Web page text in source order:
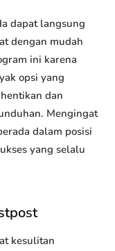
dapat langsung
dengan mudah
ini karena
opsi yang
dan
Mengingat
dalam posisi
yang selalu
kesulitan